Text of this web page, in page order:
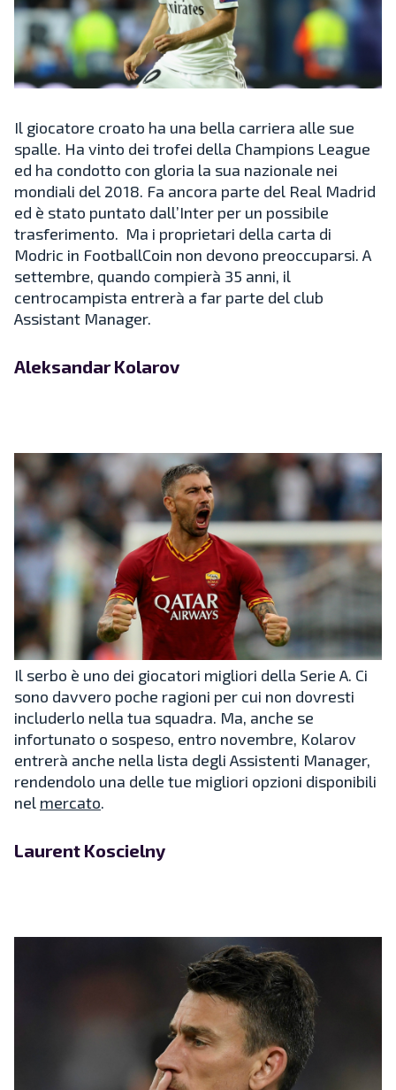
Il giocatore croato ha una bella carriera alle sue
spalle. Ha vinto dei trofei della Champions League
ed ha condotto con gloria la sua nazionale nei
mondiali del 2018. Fa ancora parte del Real Madrid
ed è stato puntato dall’Inter per un possibile
trasferimento. Ma i proprietari della carta di
Modric in FootballCoin non devono preoccuparsi. A
settembre, quando compierà 35 anni, il
centrocampista entrerà a far parte del club
Assistant Manager.
Aleksandar Kolarov
Il serbo è uno dei giocatori migliori della Serie A. Ci
sono davvero poche ragioni per cui non dovresti
includerlo nella tua squadra. Ma, anche se
infortunato o sospeso, entro novembre, Kolarov
entrerà anche nella lista degli Assistenti Manager,
rendendolo una delle tue migliori opzioni disponibili
nel mercato.
Laurent Koscielny